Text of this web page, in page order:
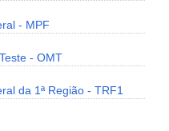
- MPF
- OMT
da 1ª Região - TRF1